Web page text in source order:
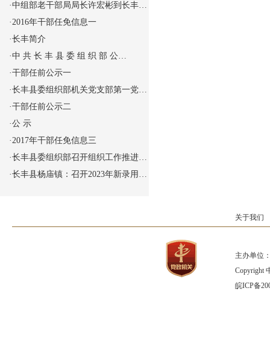
·中组部老干部局局长许宏彬到长丰…
·2016年干部任免信息一
·长丰简介
·中 共 长 丰 县 委 组 织 部 公…
·干部任前公示一
·长丰县委组织部机关党支部第一党…
·干部任前公示二
·公 示
·2017年干部任免信息三
·长丰县委组织部召开组织工作推进…
·长丰县杨庙镇：召开2023年新录用…
关于我们
主办单位
Copyright
皖ICP备